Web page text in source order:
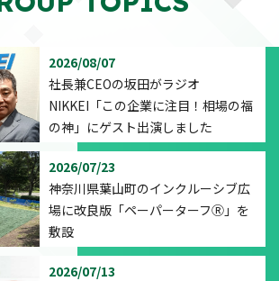
2026/08/07
社長兼CEOの坂田がラジオ
NIKKEI「この企業に注目！相場の福
の神」にゲスト出演しました
2026/07/23
神奈川県葉山町のインクルーシブ広
場に改良版「ペーパーターフⓇ」を
敷設
2026/07/13